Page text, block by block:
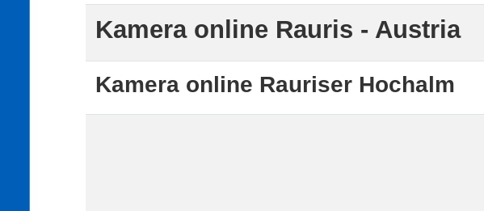
Kamera online Rauris - Austria
Kamera online Rauriser Hochalm